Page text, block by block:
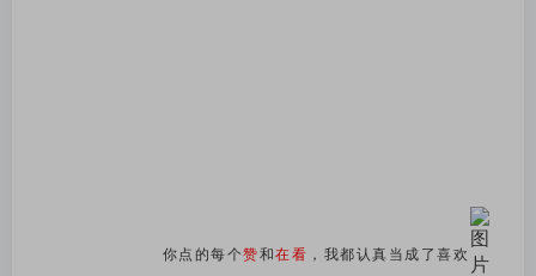
你点的每个赞和在看 ，我都认真当成了喜欢